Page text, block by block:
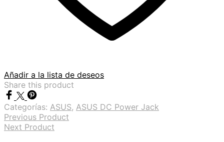
Añadir a la lista de deseos
Share this product
Categorías: ASUS, ASUS DC Power Jack
Previous Product
Next Product